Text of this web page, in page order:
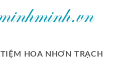
TIỆM HOA NHƠN TRẠCH